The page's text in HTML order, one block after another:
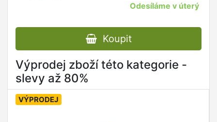
Odesíláme v úterý
Koupit
Výprodej zboží této kategorie -
slevy až 80%
VÝPRODEJ